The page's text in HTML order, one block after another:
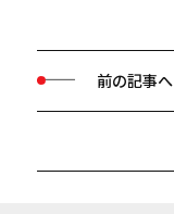
前の記事へ